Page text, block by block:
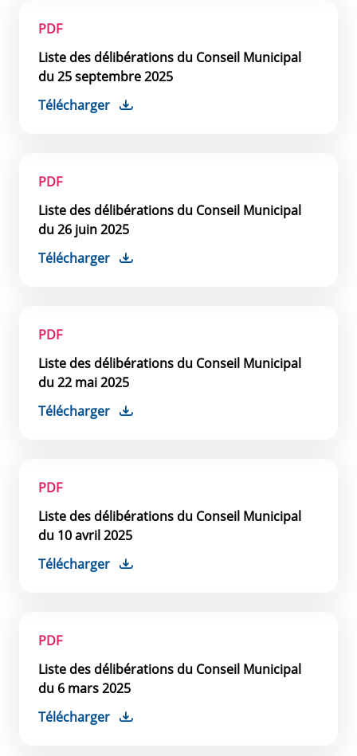
PDF
Liste des délibérations du Conseil Municipal
du 25 septembre 2025
Télécharger
PDF
Liste des délibérations du Conseil Municipal
du 26 juin 2025
Télécharger
PDF
Liste des délibérations du Conseil Municipal
du 22 mai 2025
Télécharger
PDF
Liste des délibérations du Conseil Municipal
du 10 avril 2025
Télécharger
PDF
Liste des délibérations du Conseil Municipal
du 6 mars 2025
Télécharger